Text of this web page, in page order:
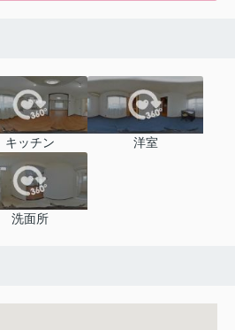
キッチン 洋室
洗面所